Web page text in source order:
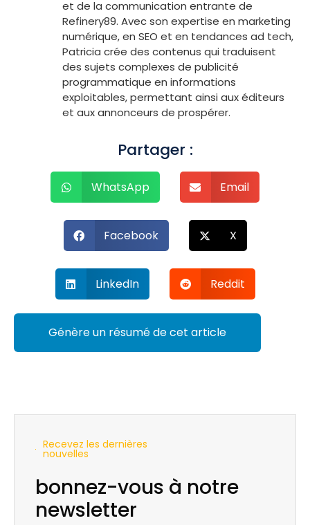
et de la communication entrante de
Refinery89. Avec son expertise en marketing
numérique, en SEO et en tendances ad tech,
Patricia crée des contenus qui traduisent
des sujets complexes de publicité
programmatique en informations
exploitables, permettant ainsi aux éditeurs
et aux annonceurs de prospérer.
Partager :
WhatsApp Email
Facebook X
LinkedIn Reddit
Génère un résumé de cet article
Recevez les dernières
nouvelles
bonnez-vous à notre
newsletter